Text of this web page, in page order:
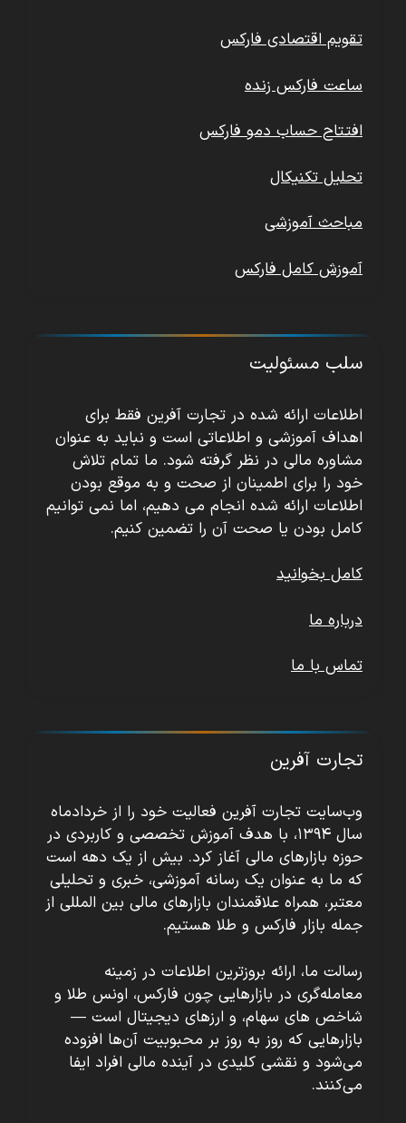
تقویم اقتصادی فارکس
ساعت فارکس زنده
افتتاح حساب دمو فارکس
تحلیل تکنیکال
مباحث آموزشی
آموزش کامل فارکس
سلب مسئولیت
اطلاعات ارائه شده در تجارت آفرین فقط برای
اهداف آموزشی و اطلاعاتی است و نباید به عنوان
مشاوره مالی در نظر گرفته شود. ما تمام تلاش
خود را برای اطمینان از صحت و به موقع بودن
اطلاعات ارائه شده انجام می دهیم، اما نمی توانیم
کامل بودن یا صحت آن را تضمین کنیم.
کامل بخوانید
درباره ما
تماس با ما
تجارت آفرین
وب‌سایت تجارت آفرین فعالیت خود را از خردادماه
سال ۱۳۹۴، با هدف آموزش تخصصی و کاربردی در
حوزه بازارهای مالی آغاز کرد. بیش از یک دهه است
که ما به عنوان یک رسانه آموزشی، خبری و تحلیلی
معتبر، همراه علاقمندان بازارهای مالی بین المللی از
جمله بازار فارکس و طلا هستیم.
رسالت ما، ارائه بروزترین اطلاعات در زمینه
معامله‌گری در بازارهایی چون فارکس، اونس طلا و
شاخص های سهام، و ارزهای دیجیتال است —
بازارهایی که روز به روز بر محبوبیت آن‌ها افزوده
می‌شود و نقشی کلیدی در آینده مالی افراد ایفا
می‌کنند.